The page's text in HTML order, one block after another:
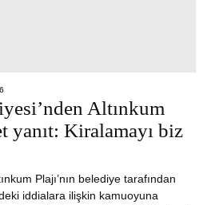
Altınkum
yanıt: Kiralamayı biz
Plajı’nın belediye tarafından
iddialara ilişkin kamuoyuna